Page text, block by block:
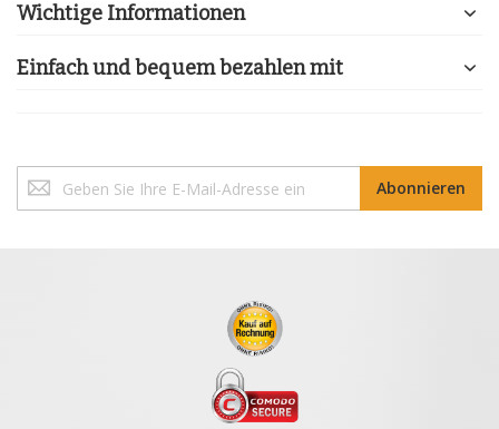
Wichtige Informationen
Einfach und bequem bezahlen mit
Sie
sich
Abonnieren